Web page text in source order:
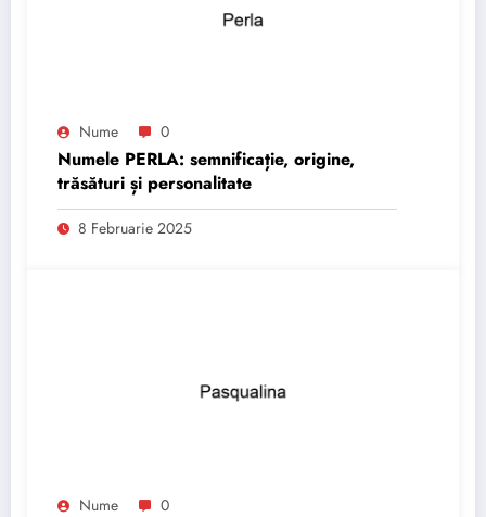
Nume 0
Numele PERLA: semnificație, origine,
trăsături și personalitate
8 Februarie 2025
Nume 0